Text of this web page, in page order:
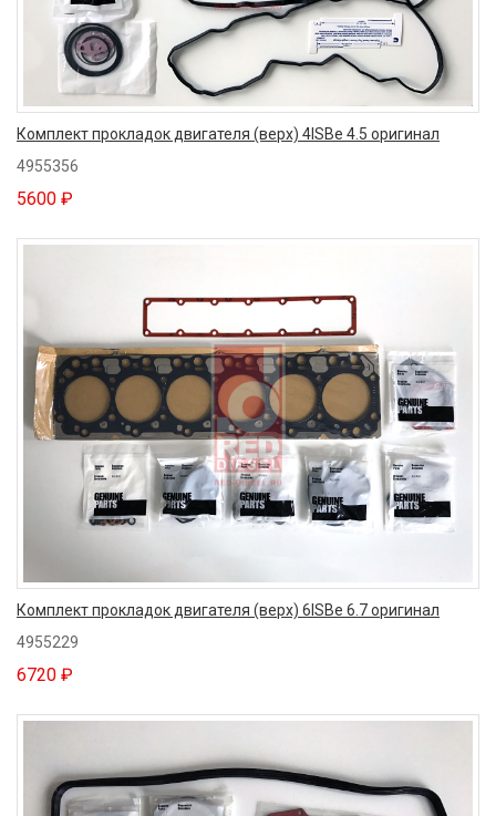
Комплект прокладок двигателя (верх) 4ISBe 4.5 оригинал
4955356
5600 ₽
Комплект прокладок двигателя (верх) 6ISBe 6.7 оригинал
4955229
6720 ₽